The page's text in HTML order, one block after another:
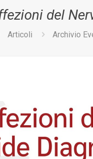
del
Articoli Archivio